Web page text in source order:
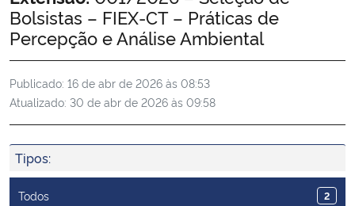
Ministério da Agricultura, Pecuária e Abastecimento
Ministério da Educação
Ministério da Cidadania
Ministério da Saúde
Bolsistas – FIEX-CT – Práticas de
Percepção e Análise Ambiental
Publicado: 16 de abr de 2026 às 08:53
Atualizado: 30 de abr de 2026 às 09:58
Tipos:
Todos 2